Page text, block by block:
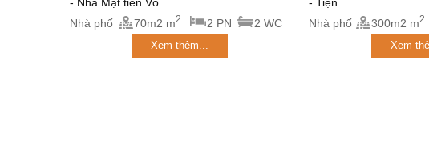
Nhà phố
70m2 m2 2 PN 2 WC
Xem thêm...
Nhà phố
300m2 m2
Xem